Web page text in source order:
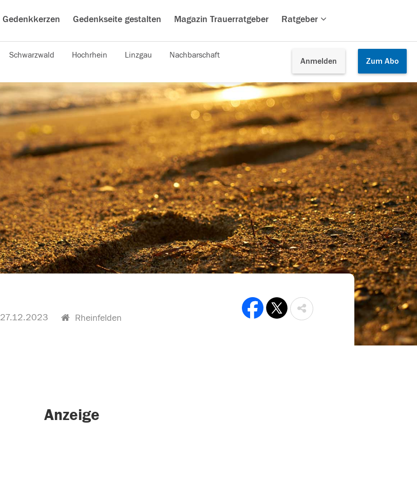
Gedenkkerzen Gedenkseite gestalten Magazin Trauerratgeber Ratgeber
Anmelden Zum Abo
Schwarzwald Hochrhein Linzgau Nachbarschaft
27.12.2023 Rheinfelden
Anzeige